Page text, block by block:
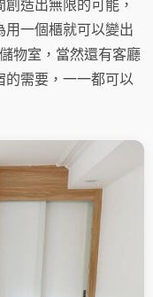
造出無限的可能，
用一個櫃就可以變出
物室，當然還有客廳
的需要，一一都可以